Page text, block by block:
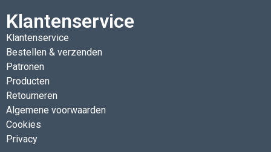
Klantenservice
Klantenservice
Bestellen & verzenden
Patronen
Producten
Retourneren
Algemene voorwaarden
Cookies
Privacy